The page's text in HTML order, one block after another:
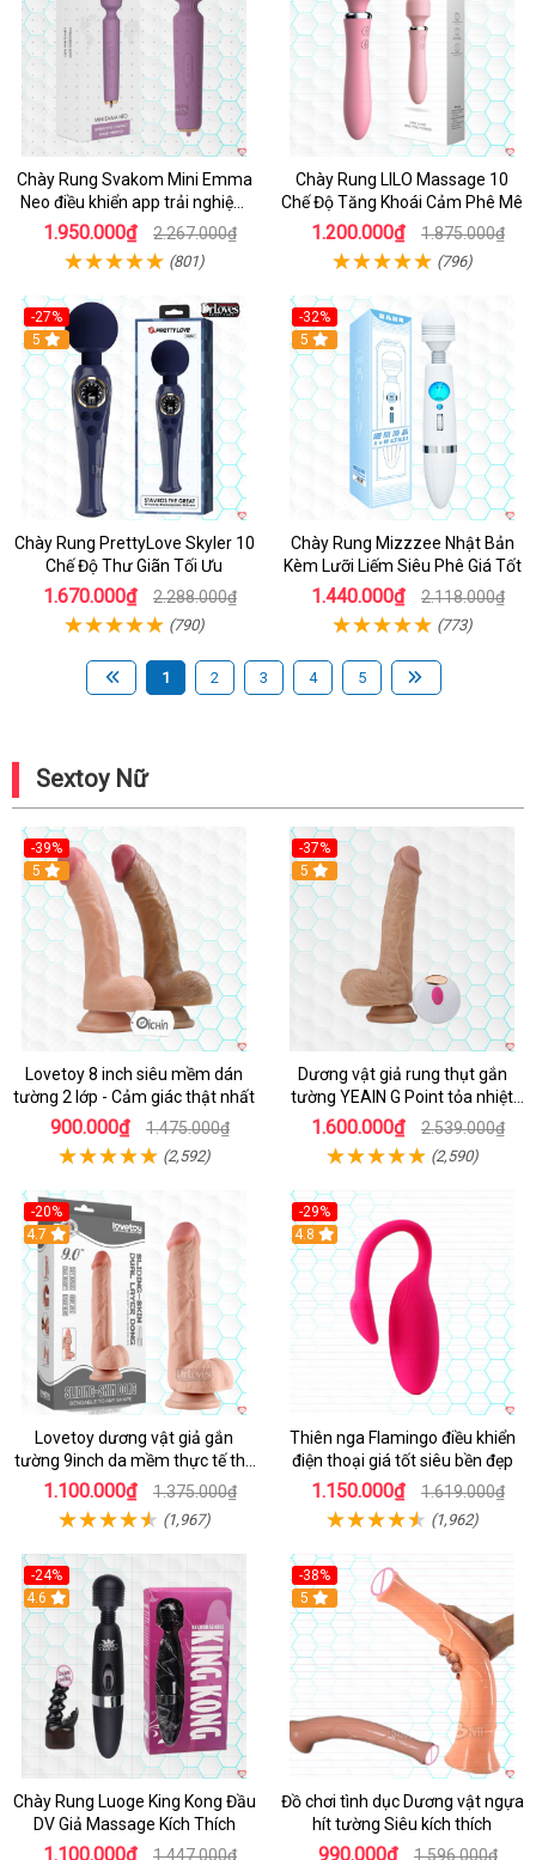
Chày Rung Svakom Mini Emma
Neo điều khiển app trải nghiệm
đỉnh
1.950.000₫ 2.267.000₫
(801)
Chày Rung LILO Massage 10
Chế Độ Tăng Khoái Cảm Phê Mê
1.200.000₫ 1.875.000₫
(796)
-27%
Hot
5
Chày Rung PrettyLove Skyler 10
Chế Độ Thư Giãn Tối Ưu
1.670.000₫ 2.288.000₫
(790)
-32%
Hot
5
Chày Rung Mizzzee Nhật Bản
Kèm Lưỡi Liếm Siêu Phê Giá Tốt
1.440.000₫ 2.118.000₫
(773)
1 2 3 4 5
Sextoy Nữ
-39%
Hot
5
Lovetoy 8 inch siêu mềm dán
tường 2 lớp - Cảm giác thật nhất
900.000₫ 1.475.000₫
(2,592)
-37%
5
Dương vật giả rung thụt gắn
tường YEAIN G Point tỏa nhiệt
điều khiển từ xa
1.600.000₫ 2.539.000₫
(2,590)
-20%
Hot
4.7
Lovetoy dương vật giả gắn
tường 9inch da mềm thực tế thú
vị
1.100.000₫ 1.375.000₫
(1,967)
-29%
Hot
4.8
Thiên nga Flamingo điều khiển
điện thoại giá tốt siêu bền đẹp
1.150.000₫ 1.619.000₫
(1,962)
-24%
4.6
Chày Rung Luoge King Kong Đầu
DV Giả Massage Kích Thích
1.100.000₫ 1.447.000₫
-38%
Hot
5
Đồ chơi tình dục Dương vật ngựa
hít tường Siêu kích thích
990.000₫ 1.596.000₫